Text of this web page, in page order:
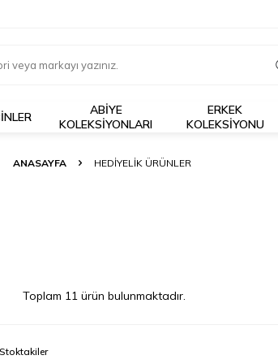
ABİYE
KOLEKSİYONLARI
ERKEK
KOLEKSIYONU
ANASAYFA HEDİYELİK ÜRÜNLER
Toplam 11 ürün bulunmaktadır.